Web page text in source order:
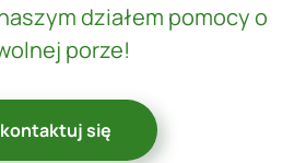
działem pomocy o
porze!
się